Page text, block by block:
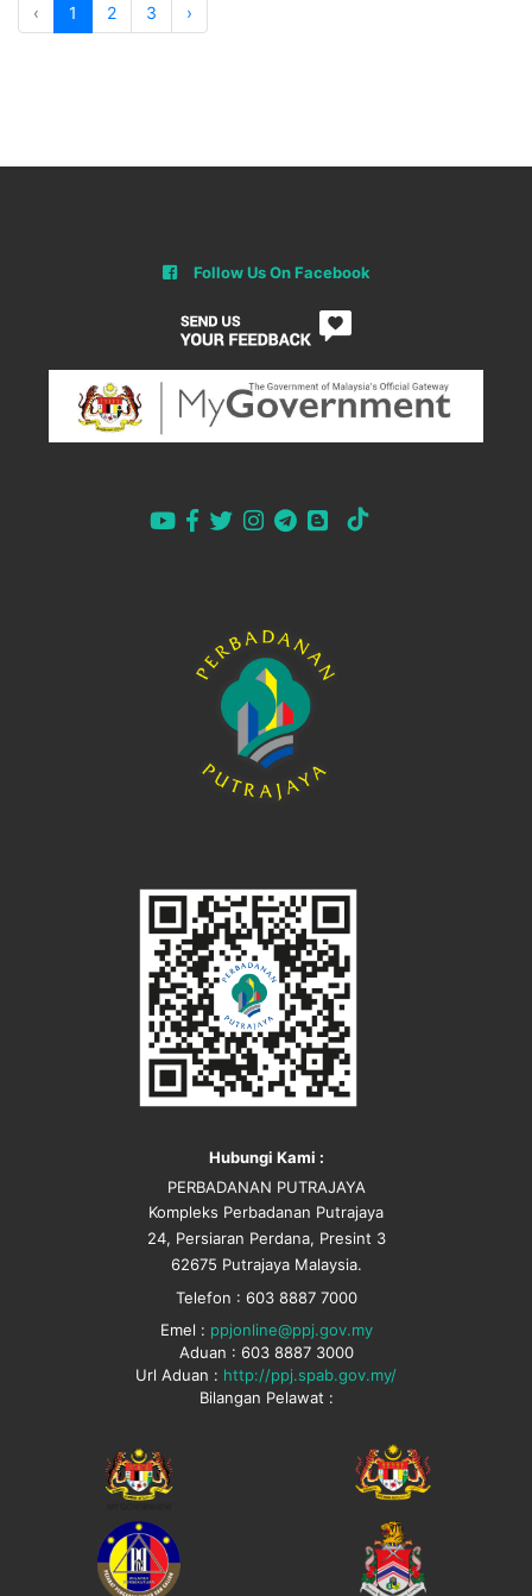
‹ 1 2 3 ›
Follow Us On Facebook
Hubungi Kami :
PERBADANAN PUTRAJAYA
Kompleks Perbadanan Putrajaya
24, Persiaran Perdana, Presint 3
62675 Putrajaya Malaysia.
Telefon : 603 8887 7000
Emel : ppjonline@ppj.gov.my
Aduan : 603 8887 3000
Url Aduan : http://ppj.spab.gov.my/
Bilangan Pelawat :